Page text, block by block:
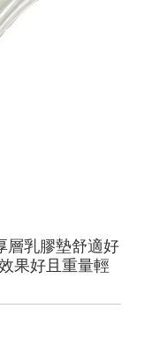
層乳膠墊舒適好
果好且重量輕